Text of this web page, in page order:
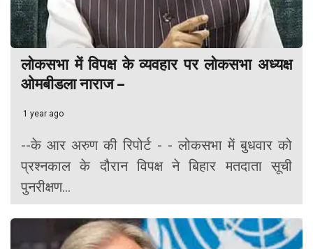
लोकसभा में विपक्ष के व्यवहार पर लोकसभा अध्यक्ष
ओमबीडला नाराज –
1 year ago
--के आर अरुण की रिपोर्ट - - लोकसभा में बुधवार को
प्रश्नकाल के दौरान विपक्ष ने बिहार मतदाता सूची
पुनरीक्षण...